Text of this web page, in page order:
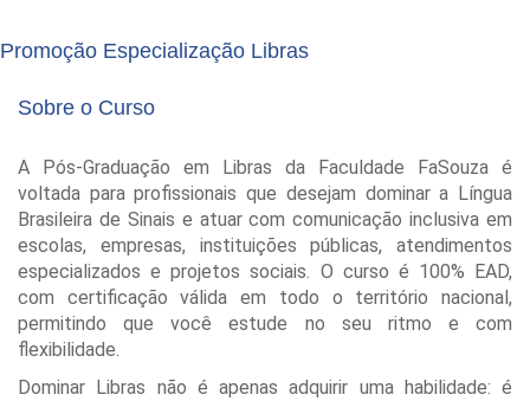
Promoção Especialização Libras
Sobre o Curso
A Pós-Graduação em Libras da Faculdade FaSouza é
voltada para profissionais que desejam dominar a Língua
Brasileira de Sinais e atuar com comunicação inclusiva em
escolas, empresas, instituições públicas, atendimentos
especializados e projetos sociais. O curso é 100% EAD,
com certificação válida em todo o território nacional,
permitindo que você estude no seu ritmo e com
flexibilidade.
Dominar Libras não é apenas adquirir uma habilidade: é